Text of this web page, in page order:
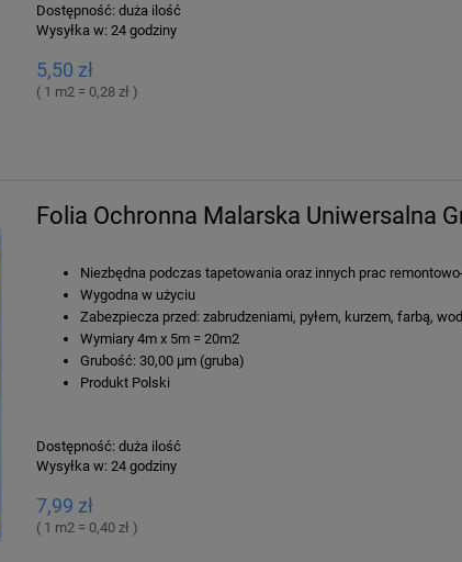
3-4 Rolek
21,00 zł
do koszyka
Szary
do
Dostępność: duża ilość
Wysyłka w: 24 godziny
5,50 zł
( 1 m2 = 0,28 zł )
Folia Ochronna Malarska Uniwersalna
Niezbędna podczas tapetowania oraz innych prac
Wygodna w użyciu
Zabezpiecza przed: zabrudzeniami, pyłem, kurzem, farbą,
Wymiary 4m x 5m = 20m2
Grubość: 30,00 µm (gruba)
Produkt Polski
Dostępność: duża ilość
Wysyłka w: 24 godziny
7,99 zł
( 1 m2 = 0,40 zł )